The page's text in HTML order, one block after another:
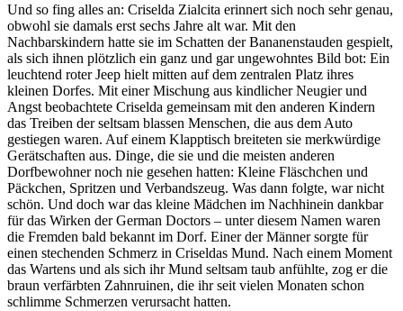
Und so fing alles an: Criselda Zialcita erinnert sich noch sehr genau,
obwohl sie damals erst sechs Jahre alt war. Mit den
Nachbarskindern hatte sie im Schatten der Bananenstauden gespielt,
als sich ihnen plötzlich ein ganz und gar ungewohntes Bild bot: Ein
leuchtend roter Jeep hielt mitten auf dem zentralen Platz ihres
kleinen Dorfes. Mit einer Mischung aus kindlicher Neugier und
Angst beobachtete Criselda gemeinsam mit den anderen Kindern
das Treiben der seltsam blassen Menschen, die aus dem Auto
gestiegen waren. Auf einem Klapptisch breiteten sie merkwürdige
Gerätschaften aus. Dinge, die sie und die meisten anderen
Dorfbewohner noch nie gesehen hatten: Kleine Fläschchen und
Päckchen, Spritzen und Verbandszeug. Was dann folgte, war nicht
schön. Und doch war das kleine Mädchen im Nachhinein dankbar
für das Wirken der German Doctors – unter diesem Namen waren
die Fremden bald bekannt im Dorf. Einer der Männer sorgte für
einen stechenden Schmerz in Criseldas Mund. Nach einem Moment
das Wartens und als sich ihr Mund seltsam taub anfühlte, zog er die
braun verfärbten Zahnruinen, die ihr seit vielen Monaten schon
schlimme Schmerzen verursacht hatten.